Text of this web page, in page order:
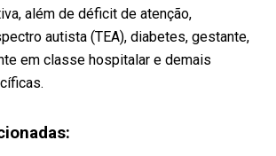
além de déficit de atenção,
autista (TEA), diabetes, gestante,
em classe hospitalar e demais